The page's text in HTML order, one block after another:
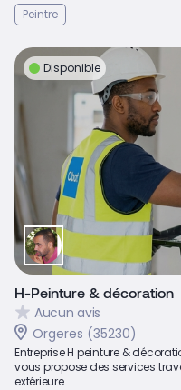
Peintre
Disponible
H-Peinture & décoration
Aucun avis
Orgeres (35230)
Entreprise H peinture &
vous propose des services
extérieure...